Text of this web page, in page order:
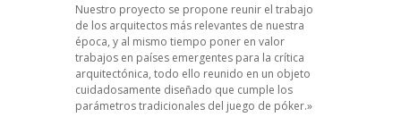
Nuestro proyecto se propone reunir el trabajo
de los arquitectos más relevantes de nuestra
época, y al mismo tiempo poner en valor
trabajos en países emergentes para la crítica
arquitectónica, todo ello reunido en un objeto
cuidadosamente diseñado que cumple los
parámetros tradicionales del juego de póker.»